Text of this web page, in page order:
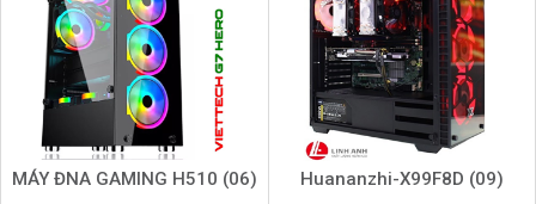
MÁY ĐNA GAMING H510 (06) Huananzhi-X99F8D (09)